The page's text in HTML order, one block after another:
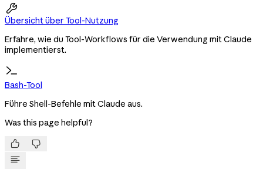

Übersicht über Tool-Nutzung
Erfahre, wie du Tool-Workflows für die Verwendung mit Claude
implementierst.
Bash-Tool
Führe Shell-Befehle mit Claude aus.
Was this page helpful?
 